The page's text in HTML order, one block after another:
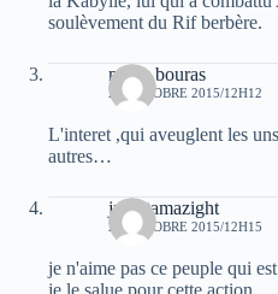
soulèvement du Rif berbère.
malik bouras
29 OCTOBRE 2015/12H12
L'interet ,qui aveuglent les
autres…
juba tamazight
29 OCTOBRE 2015/12H15
je n'aime pas ce peuple qui